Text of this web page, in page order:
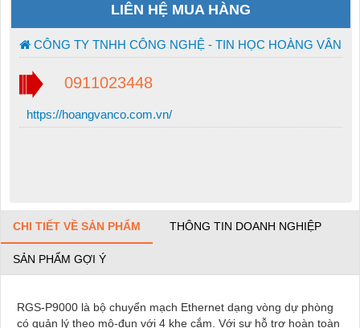
LIÊN HỆ MUA HÀNG
CÔNG TY TNHH CÔNG NGHỆ - TIN HỌC HOÀNG VÂN
0911023448
https://hoangvanco.com.vn/
CHI TIẾT VỀ SẢN PHẨM THÔNG TIN DOANH NGHIỆP
SẢN PHẨM GỢI Ý
RGS-P9000 là bộ chuyển mạch Ethernet dạng vòng dự phòng
có quản lý theo mô-đun với 4 khe cắm. Với sự hỗ trợ hoàn toàn